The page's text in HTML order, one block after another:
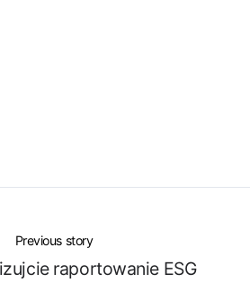
Previous story
raportowanie ESG